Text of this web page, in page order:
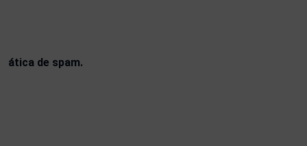
ática de spam.